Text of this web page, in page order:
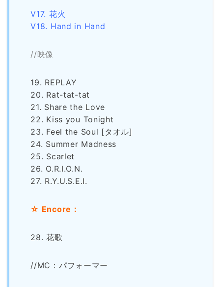
V17. 花火
V18. Hand in Hand
//映像
19. REPLAY
20. Rat-tat-tat
21. Share the Love
22. Kiss you Tonight
23. Feel the Soul [タオル]
24. Summer Madness
25. Scarlet
26. O.R.I.O.N.
27. R.Y.U.S.E.I.
☆ Encore：
28. 花歌
//MC：パフォーマー